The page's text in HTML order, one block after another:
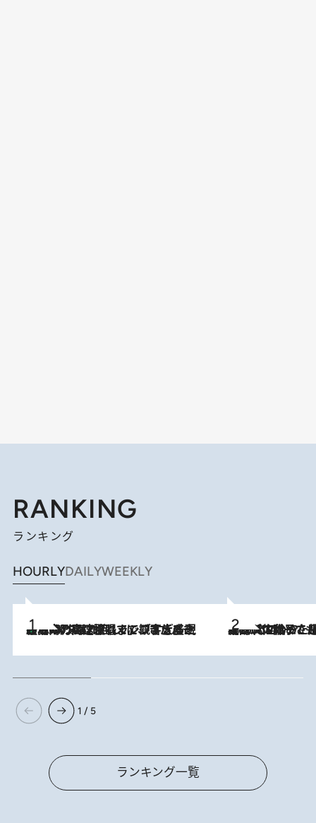
RANKING
ランキング
HOURLYDAILYWEEKLY
2026.8.7
「湘南乃風に憧れて」観客大盛上がりの“タオル回し”に、ラッパー顔負けの高速歌唱まで…さだまさし（74）のアグレッシブすぎる現在地 2026.8.5
【阿川佐和子さんの年とる力】なぜ70代で始めた趣味は“こんなに楽しい”のか？ ピアノ、俳句…スランプに陥っても続けられる“ある秘訣”とは
1 / 5
ランキング一覧